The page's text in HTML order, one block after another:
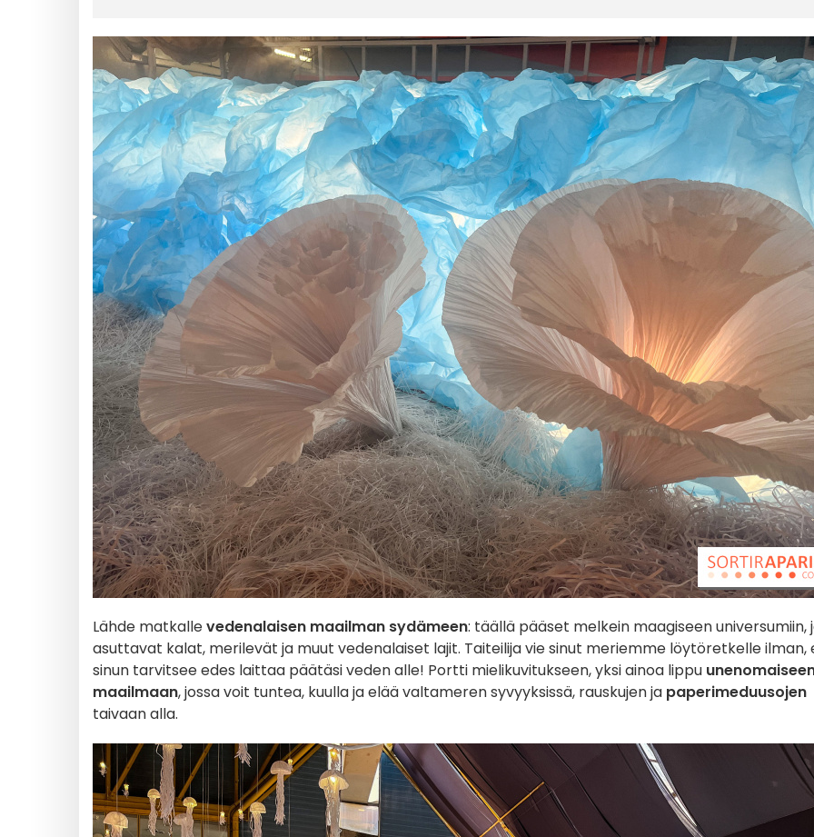
Lähde matkallevedenalaisen maailman sydämeen: täällä pääset melkein maagiseen universumiin,
asuttavat kalat, merilevät ja muut vedenalaiset lajit. Taiteilija vie sinut meriemme löytöretkelle ilman,
sinun tarvitsee edes laittaa päätäsi veden alle! Portti mielikuvitukseen, yksi ainoa lippu
maailmaan, jossa voit tuntea, kuulla ja elää valtameren syvyyksissä, rauskujen ja paperimeduusojen
taivaan alla.